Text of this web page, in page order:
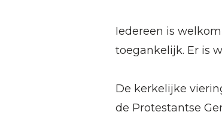
Iedereen is
toegankelijk. Er is
De kerkelijke
de Protestantse